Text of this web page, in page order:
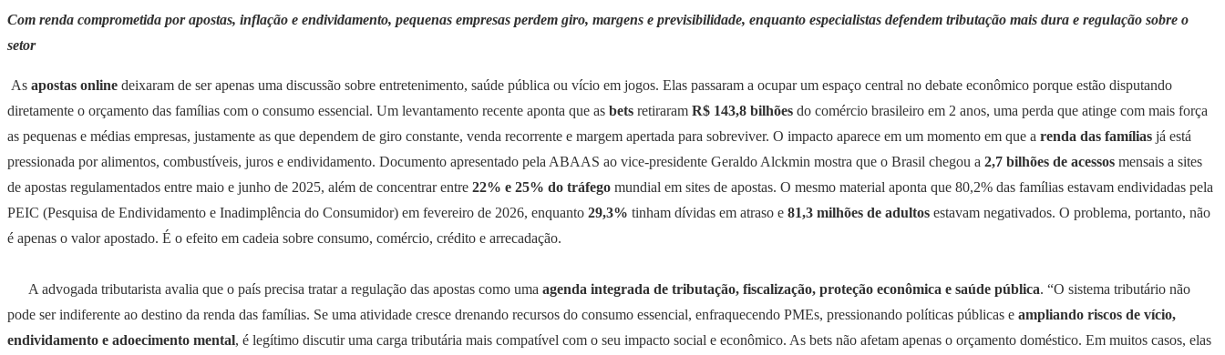
Com renda comprometida por apostas, inflação e endividamento, pequenas empresas perdem giro, margens e previsibilidade, enquanto especialistas defendem tributação mais dura e regulação sobre o
setor
As apostas online deixaram de ser apenas uma discussão sobre entretenimento, saúde pública ou vício em jogos. Elas passaram a ocupar um espaço central no debate econômico porque estão disputando
diretamente o orçamento das famílias com o consumo essencial. Um levantamento recente aponta que as bets retiraram R$ 143,8 bilhões do comércio brasileiro em 2 anos, uma perda que atinge com mais força
as pequenas e médias empresas, justamente as que dependem de giro constante, venda recorrente e margem apertada para sobreviver. O impacto aparece em um momento em que a renda das famílias já está
pressionada por alimentos, combustíveis, juros e endividamento. Documento apresentado pela ABAAS ao vice-presidente Geraldo Alckmin mostra que o Brasil chegou a 2,7 bilhões de acessos mensais a sites
de apostas regulamentados entre maio e junho de 2025, além de concentrar entre 22% e 25% do tráfego mundial em sites de apostas. O mesmo material aponta que 80,2% das famílias estavam endividadas pela
PEIC (Pesquisa de Endividamento e Inadimplência do Consumidor) em fevereiro de 2026, enquanto 29,3% tinham dívidas em atraso e 81,3 milhões de adultos estavam negativados. O problema, portanto, não
é apenas o valor apostado. É o efeito em cadeia sobre consumo, comércio, crédito e arrecadação.
A advogada tributarista avalia que o país precisa tratar a regulação das apostas como uma agenda integrada de tributação, fiscalização, proteção econômica e saúde pública. “O sistema tributário não
pode ser indiferente ao destino da renda das famílias. Se uma atividade cresce drenando recursos do consumo essencial, enfraquecendo PMEs, pressionando políticas públicas e ampliando riscos de vício,
endividamento e adoecimento mental, é legítimo discutir uma carga tributária mais compatível com o seu impacto social e econômico. As bets não afetam apenas o orçamento doméstico. Em muitos casos, elas